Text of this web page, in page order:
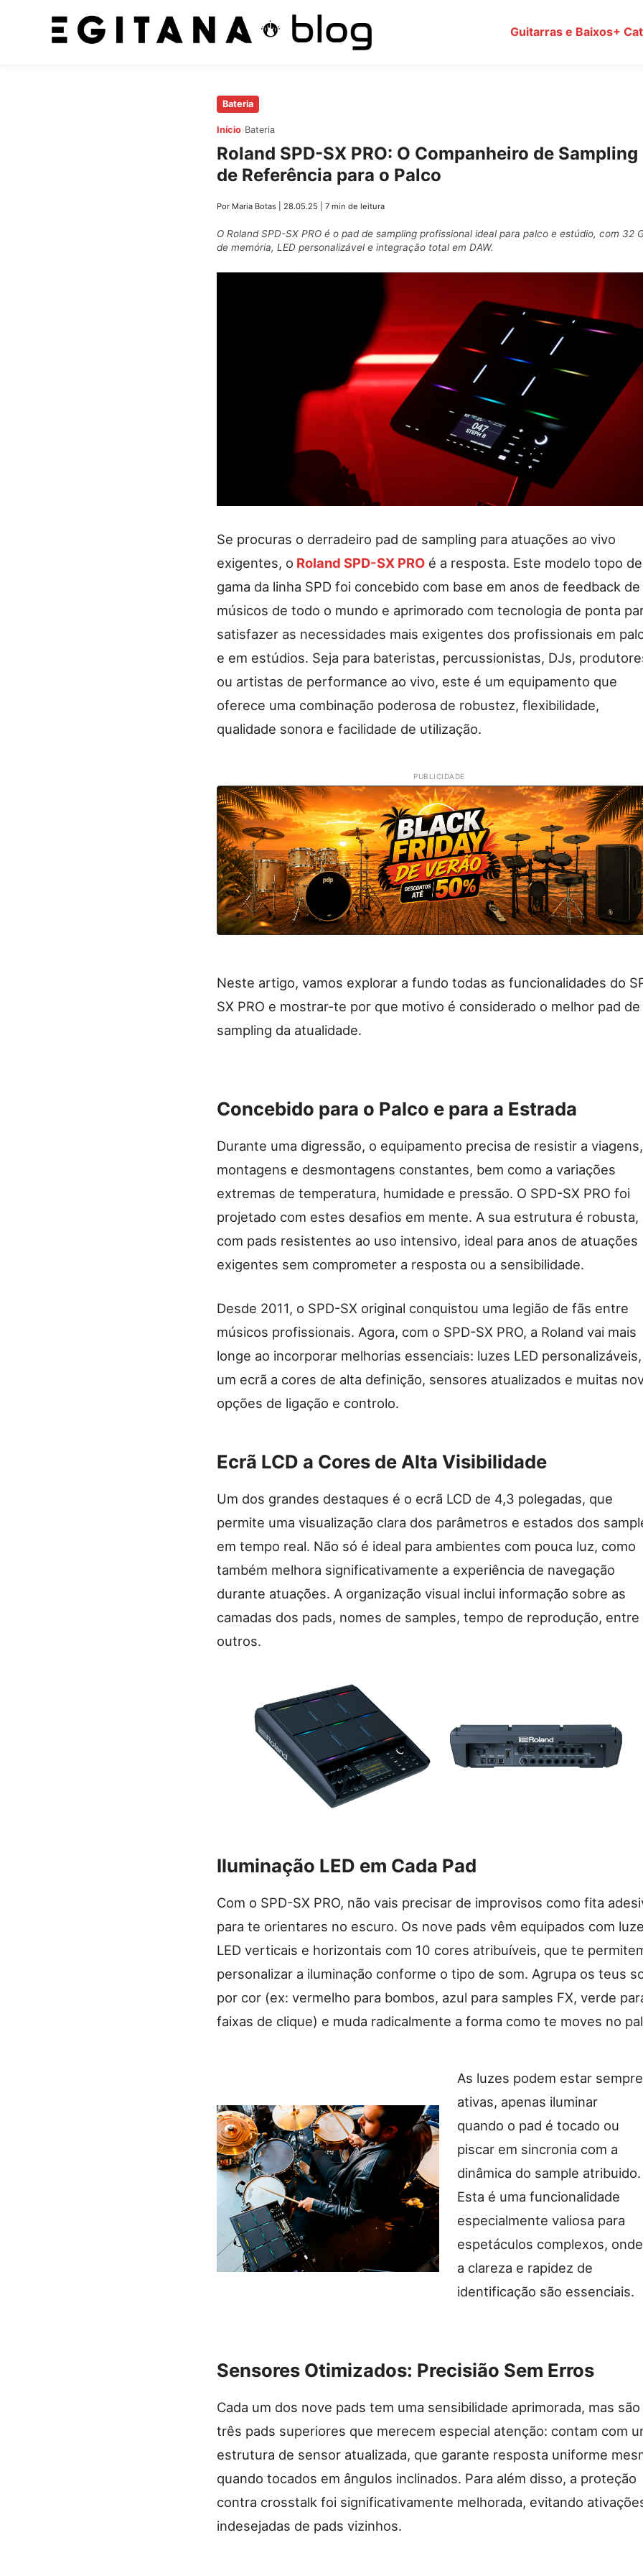
Guitarras e Baixos+
Bateria
Início›Bateria
Roland SPD-SX PRO: O Companheiro de Sampling
de Referência para o Palco
Por Maria Botas 28.05.25 7 min de leitura
O Roland SPD-SX PRO é o pad de sampling profissional ideal para palco e estúdio, com 32
de memória, LED personalizável e integração total em DAW.
Se procuras o derradeiro pad de sampling para atuações ao vivo
exigentes, o Roland SPD-SX PRO é a resposta. Este modelo topo de
gama da linha SPD foi concebido com base em anos de feedback de
músicos de todo o mundo e aprimorado com tecnologia de ponta
satisfazer as necessidades mais exigentes dos profissionais em
e em estúdios. Seja para bateristas, percussionistas, DJs,
ou artistas de performance ao vivo, este é um equipamento que
oferece uma combinação poderosa de robustez, flexibilidade,
qualidade sonora e facilidade de utilização.
PUBLICIDADE
Neste artigo, vamos explorar a fundo todas as funcionalidades do
SX PRO e mostrar-te por que motivo é considerado o melhor pad de
sampling da atualidade.
Concebido para o Palco e para a Estrada
Durante uma digressão, o equipamento precisa de resistir a viagens,
montagens e desmontagens constantes, bem como a variações
extremas de temperatura, humidade e pressão. O SPD-SX PRO foi
projetado com estes desafios em mente. A sua estrutura é robusta,
com pads resistentes ao uso intensivo, ideal para anos de atuações
exigentes sem comprometer a resposta ou a sensibilidade.
Desde 2011, o SPD-SX original conquistou uma legião de fãs entre
músicos profissionais. Agora, com o SPD-SX PRO, a Roland vai mais
longe ao incorporar melhorias essenciais: luzes LED personalizáveis,
um ecrã a cores de alta definição, sensores atualizados e muitas
opções de ligação e controlo.
Ecrã LCD a Cores de Alta Visibilidade
Um dos grandes destaques é o ecrã LCD de 4,3 polegadas, que
permite uma visualização clara dos parâmetros e estados dos
em tempo real. Não só é ideal para ambientes com pouca luz, como
também melhora significativamente a experiência de navegação
durante atuações. A organização visual inclui informação sobre as
camadas dos pads, nomes de samples, tempo de reprodução, entre
outros.
Iluminação LED em Cada Pad
Com o SPD-SX PRO, não vais precisar de improvisos como fita
para te orientares no escuro. Os nove pads vêm equipados com
LED verticais e horizontais com 10 cores atribuíveis, que te
personalizar a iluminação conforme o tipo de som. Agrupa os teus
por cor (ex: vermelho para bombos, azul para samples FX, verde
faixas de clique) e muda radicalmente a forma como te moves no
As luzes podem estar sempre
ativas, apenas iluminar
quando o pad é tocado ou
piscar em sincronia com a
dinâmica do sample atribuido.
Esta é uma funcionalidade
especialmente valiosa para
espetáculos complexos, onde
a clareza e rapidez de
identificação são essenciais.
Sensores Otimizados: Precisião Sem Erros
Cada um dos nove pads tem uma sensibilidade aprimorada, mas
três pads superiores que merecem especial atenção: contam com
estrutura de sensor atualizada, que garante resposta uniforme
quando tocados em ângulos inclinados. Para além disso, a proteção
contra crosstalk foi significativamente melhorada, evitando
indesejadas de pads vizinhos.